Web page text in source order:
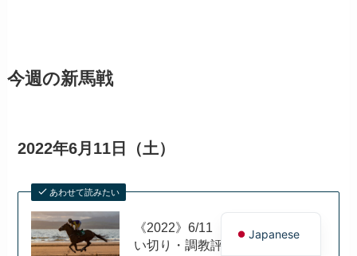
今週の新馬戦
2022年6月11日（土）
あわせて読みたい
《2022》6/11（土）新馬戦【追
い切り・調教評価】
Japanese